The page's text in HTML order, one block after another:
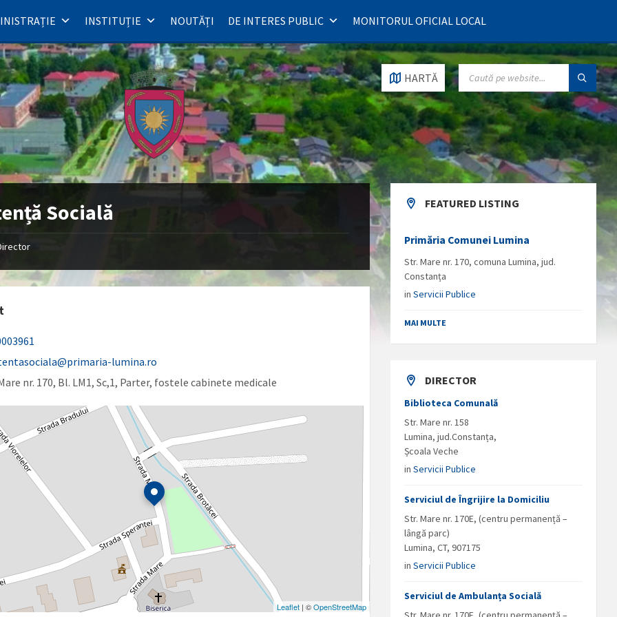
INSTITUȚIE NOUTĂȚI DE INTERES PUBLIC MONITORUL OFICIAL LOCAL
HARTĂ
SEARCH:
Socială
lumina.ro
nr. 170, Bl. LM1, Sc,1, Parter, fostele cabinete medicale
Leaflet | ©OpenStreetMap
FEATURED LISTING
Primăria Comunei Lumina
Str. Mare nr. 170, comuna Lumina, jud.
Constanța
inServicii Publice
MAI MULTE
DIRECTOR
Biblioteca Comunală
Str. Mare nr. 158
Lumina, jud.Constanța,
Școala Veche
inServicii Publice
Serviciul de Îngrijire la Domiciliu
Str. Mare nr. 170E, (centru permanență –
lângă parc)
Lumina, CT, 907175
inServicii Publice
Serviciul de Ambulanța Socială